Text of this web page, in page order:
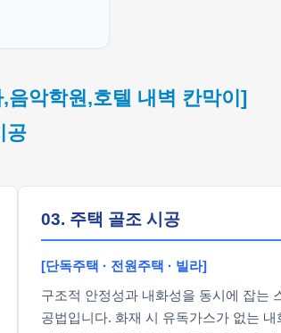
악학원,호텔 내벽 칸막이]
공
03. 주택 골조 시공
[단독주택 · 전원주택 · 빌라]
구조적 안정성과 내화성을 동시에 잡는
공법입니다. 화재 시 유독가스가 없는 내